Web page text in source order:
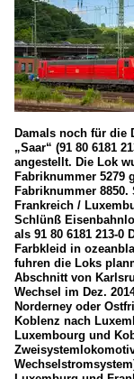
Damals noch für die
„Saar“ (91 80 6181
angestellt. Die Lok
Fabriknummer 5279
Fabriknummer
Frankreich /
Schlünß
als 91 80 6181 213-
Farbkleid in
fuhren die Loks
Abschnitt von
Wechsel im Dez.
Norderney oder
Koblenz nach
Luxembourg und